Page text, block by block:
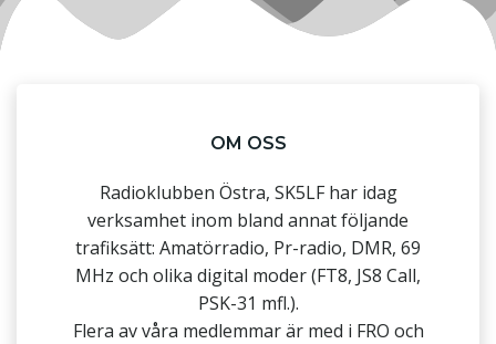
OM OSS
Radioklubben Östra, SK5LF har idag
verksamhet inom bland annat följande
trafiksätt: Amatörradio, Pr-radio, DMR, 69
MHz och olika digital moder (FT8, JS8 Call,
PSK-31 mfl.).
Flera av våra medlemmar är med i FRO och